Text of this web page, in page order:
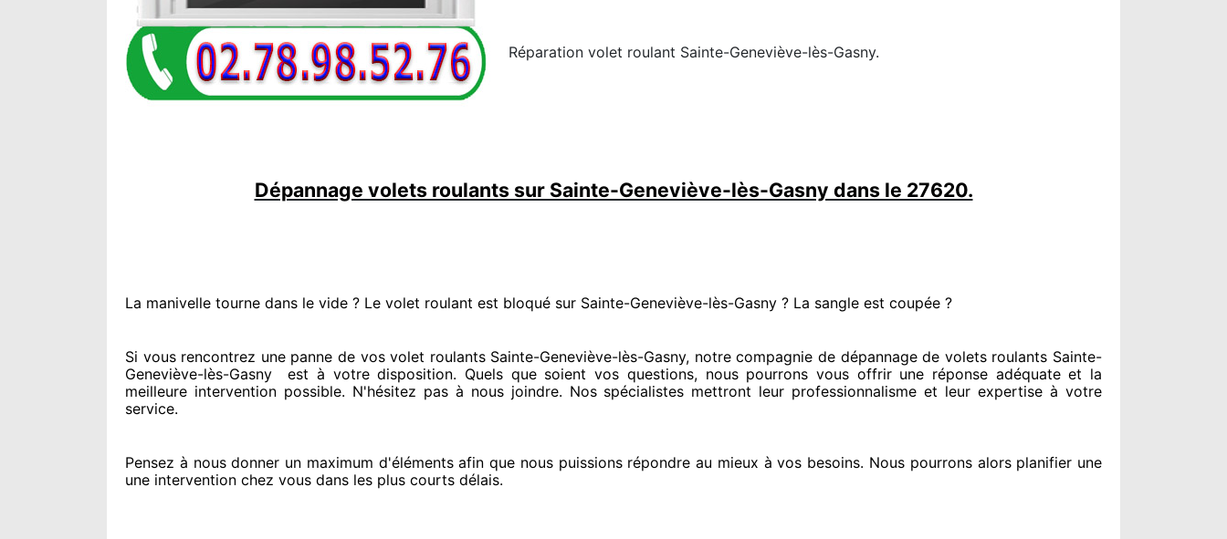
Réparation volet roulant Sainte-Geneviève-lès-Gasny.
Dépannage volets roulants sur Sainte-Geneviève-lès-Gasny dans le 27620.
La manivelle tourne dans le vide ? Le volet roulant est bloqué sur Sainte-Geneviève-lès-Gasny ? La sangle est coupée ?
Si vous rencontrez une panne de vos volet roulants Sainte-Geneviève-lès-Gasny, notre compagnie de dépannage de volets roulants Sainte-
Geneviève-lès-Gasny
est à votre disposition. Quels que soient vos questions, nous pourrons vous offrirune réponse adéquateet la
meilleure intervention possible. N'hésitez pas à nous joindre. Nos spécialistes mettront leur professionnalisme et leur expertise à votre
service.
Pensez à nous donner un maximum d'élémentsafin que nous puissions répondre au mieux à vos besoins. Nous pourrons alors planifier une
une intervention chez vous dans les plus courts délais.